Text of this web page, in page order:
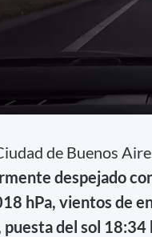
de Buenos
despejado
hPa, vientos de
puesta del sol 18:34